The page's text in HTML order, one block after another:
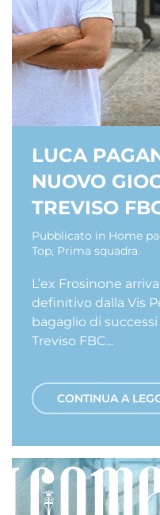
LUCA
NUOVO
TREVISO
Pubblicato in Home
Top, Prima squadra.
L’ex Frosinone
definitivo dalla Vis
bagaglio di
Treviso FBC...
CONTINUA A